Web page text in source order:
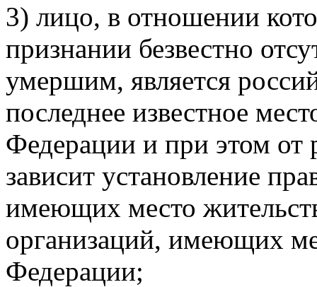
3) лицо, в отношении
признании безвестно
умершим, является
последнее известное
Федерации и при этом от
зависит установление
имеющих место
организаций, имеющих
Федерации;